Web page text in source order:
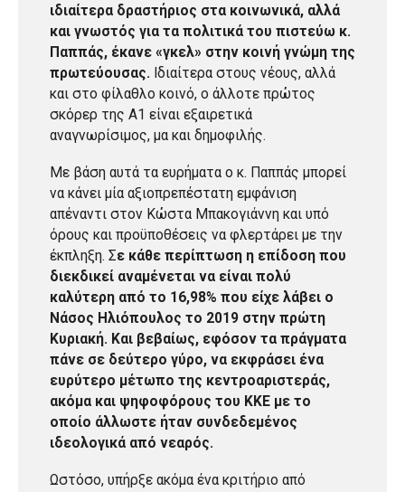
ιδιαίτερα δραστήριος στα κοινωνικά, αλλά
και γνωστός για τα πολιτικά του πιστεύω κ.
Παππάς, έκανε «γκελ» στην κοινή γνώμη της
πρωτεύουσας. Ιδιαίτερα στους νέους, αλλά
και στο φίλαθλο κοινό, ο άλλοτε πρώτος
σκόρερ της Α1 είναι εξαιρετικά
αναγνωρίσιμος, μα και δημοφιλής.
Με βάση αυτά τα ευρήματα ο κ. Παππάς μπορεί
να κάνει μία αξιοπρεπέστατη εμφάνιση
απέναντι στον Κώστα Μπακογιάννη και υπό
όρους και προϋποθέσεις να φλερτάρει με την
έκπληξη. Σε κάθε περίπτωση η επίδοση που
διεκδικεί αναμένεται να είναι πολύ
καλύτερη από το 16,98% που είχε λάβει ο
Νάσος Ηλιόπουλος το 2019 στην πρώτη
Κυριακή. Και βεβαίως, εφόσον τα πράγματα
πάνε σε δεύτερο γύρο, να εκφράσει ένα
ευρύτερο μέτωπο της κεντροαριστεράς,
ακόμα και ψηφοφόρους του ΚΚΕ με το
οποίο άλλωστε ήταν συνδεδεμένος
ιδεολογικά από νεαρός.
Ωστόσο, υπήρξε ακόμα ένα κριτήριο από